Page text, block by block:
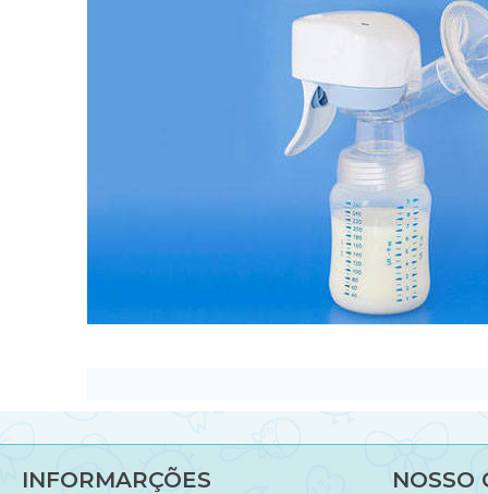
INFORMARÇÕES NOSSO